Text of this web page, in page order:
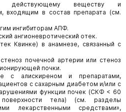
к действующему веществу и
входящим в состав препарата (см.
ингибиторам АПФ.
ангионевротический отек.
Квинке) в анамнезе, связанный с
почечной артерии или стеноз
почки.
с алискиреном и препаратами,
с сахарным диабетом и/или c
функции почек (СКФ < 60
тела) (см. разделы
лекарственными средствами»,